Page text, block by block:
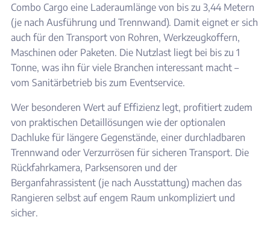
Combo Cargo eine Laderaumlänge von bis zu 3,44 Metern
(je nach Ausführung und Trennwand). Damit eignet er sich
auch für den Transport von Rohren, Werkzeugkoffern,
Maschinen oder Paketen. Die Nutzlast liegt bei bis zu 1
Tonne, was ihn für viele Branchen interessant macht –
vom Sanitärbetrieb bis zum Eventservice.
Wer besonderen Wert auf Effizienz legt, profitiert zudem
von praktischen Detaillösungen wie der optionalen
Dachluke für längere Gegenstände, einer durchladbaren
Trennwand oder Verzurrösen für sicheren Transport. Die
Rückfahrkamera, Parksensoren und der
Berganfahrassistent (je nach Ausstattung) machen das
Rangieren selbst auf engem Raum unkompliziert und
sicher.